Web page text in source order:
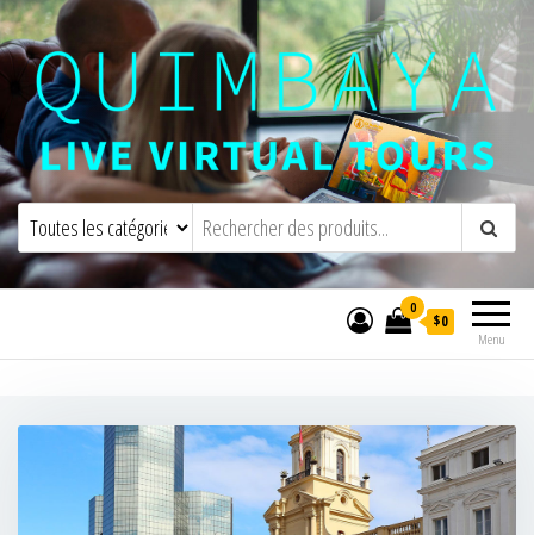
Quimbaya Virtual ToursVisites virtuelles interactives en direct
Menu
0
$0